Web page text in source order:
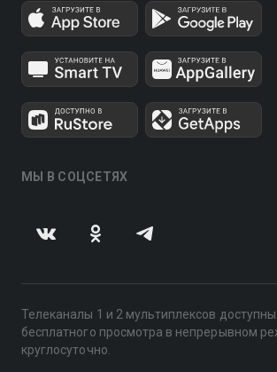
МЫ В СОЦСЕТЯХ
Телеканалы 1 и 2 мультиплексов
бесплатного просмотра в непрерывном
круглосуточно.